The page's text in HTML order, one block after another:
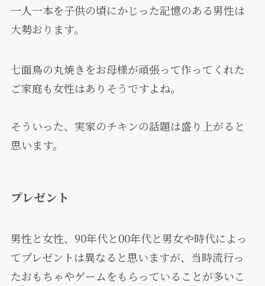
一人一本を子供の頃にかじった記憶のある男性は
大勢おります。
七面鳥の丸焼きをお母様が頑張って作ってくれた
ご家庭も女性はありそうですよね。
そういった、実家のチキンの話題は盛り上がると
思います。
プレゼント
男性と女性、90年代と00年代と男女や時代によっ
てプレゼントは異なると思いますが、当時流行っ
たおもちゃやゲームをもらっていることが多いこ